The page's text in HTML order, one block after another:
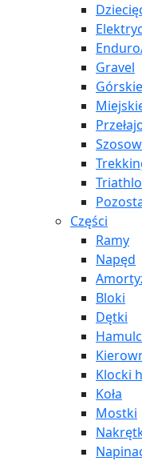
Gravel
Części
Ramy
Napęd
Bloki
Dętki
Klocki
Koła
Mostki